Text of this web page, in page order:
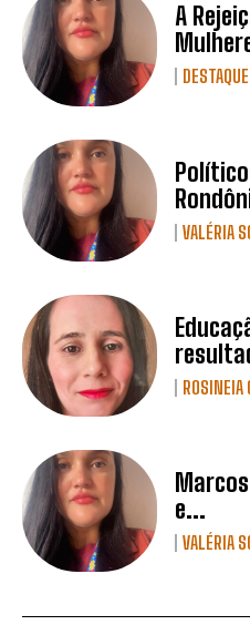
A
DESTAQUE
VALÉRIA
ROSINEIA
e...
VALÉRIA